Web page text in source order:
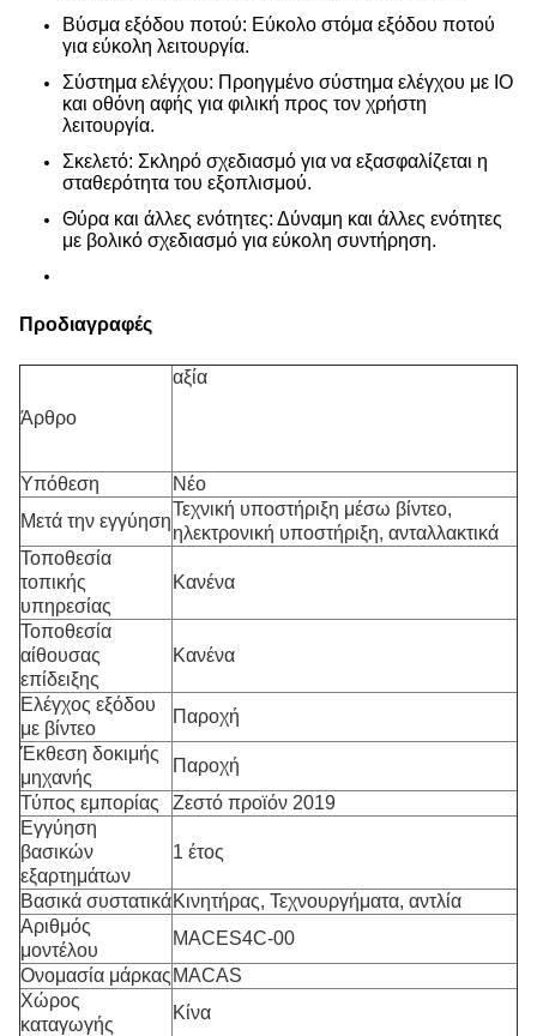
Βύσμα εξόδου ποτού: Εύκολο στόμα εξόδου ποτού
για εύκολη λειτουργία.
Σύστημα ελέγχου: Προηγμένο σύστημα ελέγχου με IO
και οθόνη αφής για φιλική προς τον χρήστη
λειτουργία.
Σκελετό: Σκληρό σχεδιασμό για να εξασφαλίζεται η
σταθερότητα του εξοπλισμού.
Θύρα και άλλες ενότητες: Δύναμη και άλλες ενότητες
με βολικό σχεδιασμό για εύκολη συντήρηση.
Προδιαγραφές
Άρθρο
αξία
Υπόθεση
Νέο
Μετά την εγγύηση
Τεχνική υποστήριξη μέσω βίντεο,
ηλεκτρονική υποστήριξη, ανταλλακτικά
Τοποθεσία
τοπικής
υπηρεσίας
Κανένα
Τοποθεσία
αίθουσας
επίδειξης
Κανένα
Ελέγχος εξόδου
με βίντεο
Παροχή
Έκθεση δοκιμής
μηχανής
Παροχή
Τύπος εμπορίας
Ζεστό προϊόν 2019
Εγγύηση
βασικών
εξαρτημάτων
1 έτος
Βασικά συστατικάΚινητήρας, Τεχνουργήματα, αντλία
Αριθμός
μοντέλου
MACES4C-00
Ονομασία μάρκας MACAS
Χώρος
καταγωγής
Κίνα